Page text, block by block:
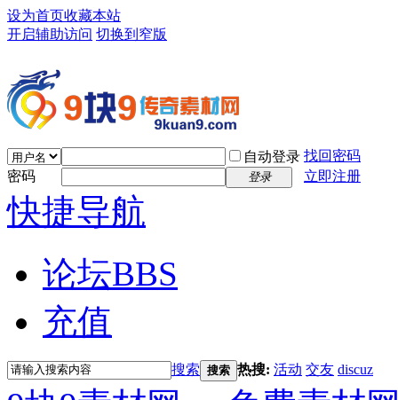
设为首页收藏本站
开启辅助访问 切换到窄版
自动登录 找回密码
密码
登录 立即注册
快捷导航
论坛BBS
充值
搜索 搜索 热搜: 活动 交友 discuz